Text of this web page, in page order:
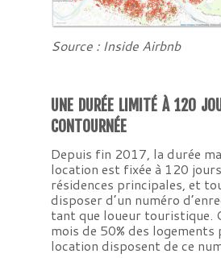
Source : Inside Airbnb
UNE DURÉE LIMITÉ À 120
CONTOURNÉE
Depuis fin 2017, la durée
location est fixée à 120
résidences principales, et
disposer d’un numéro
tant que loueur touristique.
mois de 50% des logements
location disposent de ce